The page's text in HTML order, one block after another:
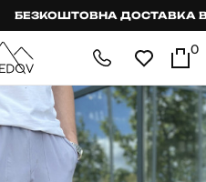
БЕЗКОШТОВНА ДОСТАВКА ВІД
0